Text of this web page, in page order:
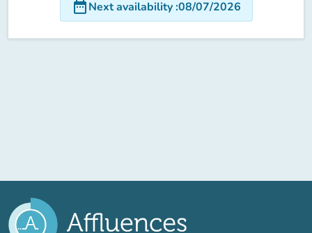
date_rangeNext availability:08/07/2026